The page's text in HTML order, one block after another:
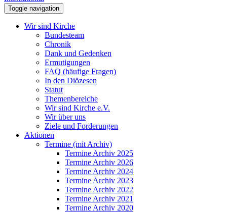
Toggle navigation
Wir sind Kirche
Bundesteam
Chronik
Dank und Gedenken
Ermutigungen
FAQ (häufige Fragen)
In den Diözesen
Statut
Themenbereiche
Wir sind Kirche e.V.
Wir über uns
Ziele und Forderungen
Aktionen
Termine (mit Archiv)
Termine Archiv 2025
Termine Archiv 2026
Termine Archiv 2024
Termine Archiv 2023
Termine Archiv 2022
Termine Archiv 2021
Termine Archiv 2020